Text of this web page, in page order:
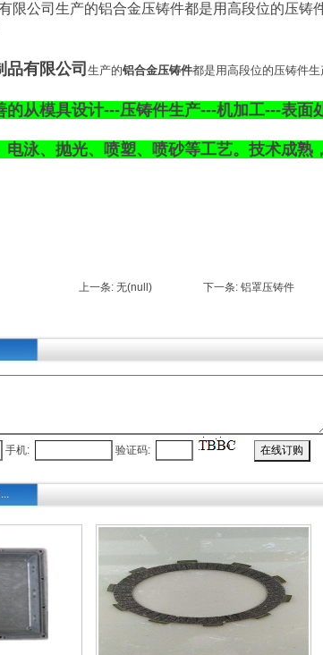
限公司生产的铝合金压铸件都是用高段位的压铸
有限公司 生产的铝合金压铸件都是用高段位的压铸件
从模具设计---压铸件生产---机加工---表面
泳、抛光、喷塑、喷砂等工艺。技术成熟
上一条: 无(null) 下一条: 铝罩压铸件
手机: 验证码: